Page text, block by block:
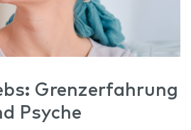
Grenzerfahrung
Psyche